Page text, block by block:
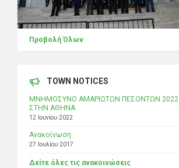
Προβολή Όλων
TOWN NOTICES
ΜΝΗΜΟΣΥΝΟ ΑΜΑΡΙΩΤΩΝ ΠΕΣΟΝΤΩΝ 2022
ΣΤΗΝ ΑΘΗΝΑ
12 Ιουνίου 2022
Ανακοίνωση
27 Ιουλίου 2017
Δείτε όλες τις ανακοινώσεις